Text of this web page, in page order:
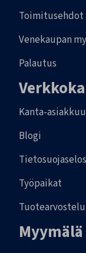
Toimitusehdot
Venekaupan
Palautus
Kanta-
Blogi
Työpaikat